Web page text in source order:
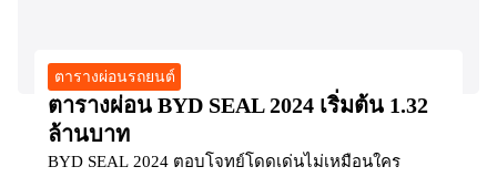
ตารางผ่อนรถยนต์
ตารางผ่อน BYD SEAL 2024 เริ่มต้น 1.32
ล้านบาท
BYD SEAL 2024 ตอบโจทย์โดดเด่นไม่เหมือนใคร